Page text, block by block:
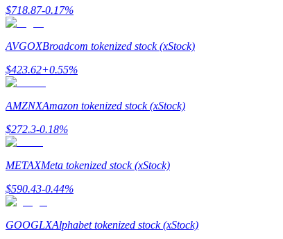
Handelsstrategieën
Leer hoe u winstgevend kunt blijven
Verdienen
$718.87-0.17%
AVGOXBroadcom tokenized stock (xStock)
$423.62+0.55%
AMZNXAmazon tokenized stock (xStock)
$272.3-0.18%
METAXMeta tokenized stock (xStock)
$590.43-0.44%
GOOGLXAlphabet tokenized stock (xStock)